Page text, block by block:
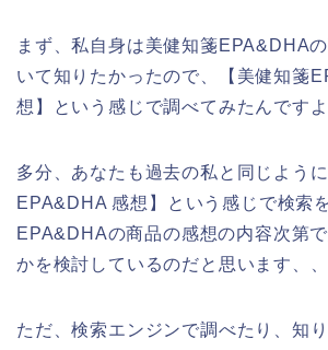
まず、私自身は美健知箋EPA&DHA
いて知りたかったので、【美健知箋
想】という感じで調べてみたんですよ
多分、あなたも過去の私と同じよう
EPA&DHA 感想】という感じで検索
EPA&DHAの商品の感想の内容次第
かを検討しているのだと思います、、
ただ、検索エンジンで調べたり、知